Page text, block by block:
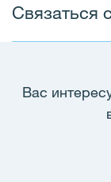
Связаться
Вас